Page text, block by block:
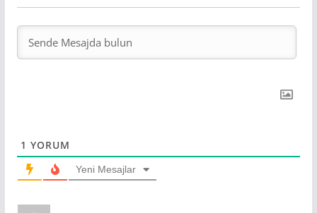
1 YORUM
Yeni Mesajlar